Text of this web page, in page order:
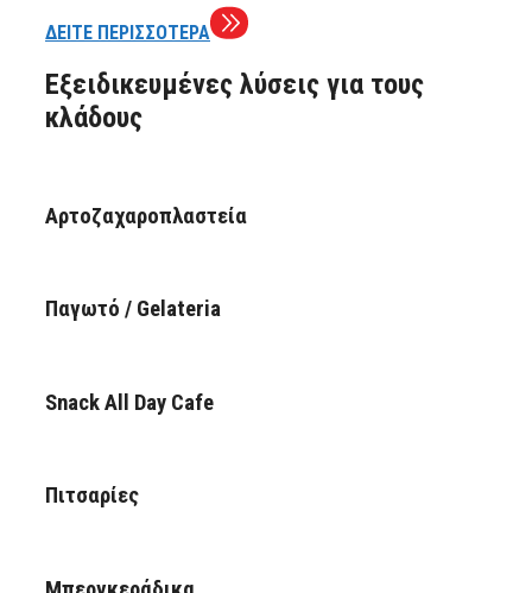
ΔΕΙΤΕ ΠΕΡΙΣΣΟΤΕΡΑ
Εξειδικευμένες λύσεις για τους
κλάδους
Αρτοζαχαροπλαστεία
Παγωτό / Gelateria
Snack All Day Cafe
Πιτσαρίες